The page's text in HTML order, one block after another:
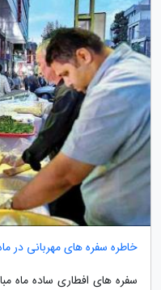
خاطره سفره های مهربانی در
سفره های افطاری ساده ماه